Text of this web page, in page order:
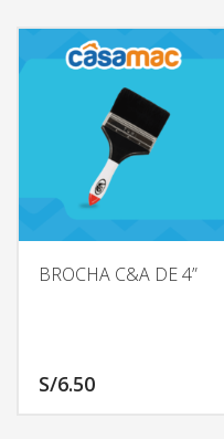
BROCHA C&A DE 4”
S/6.50